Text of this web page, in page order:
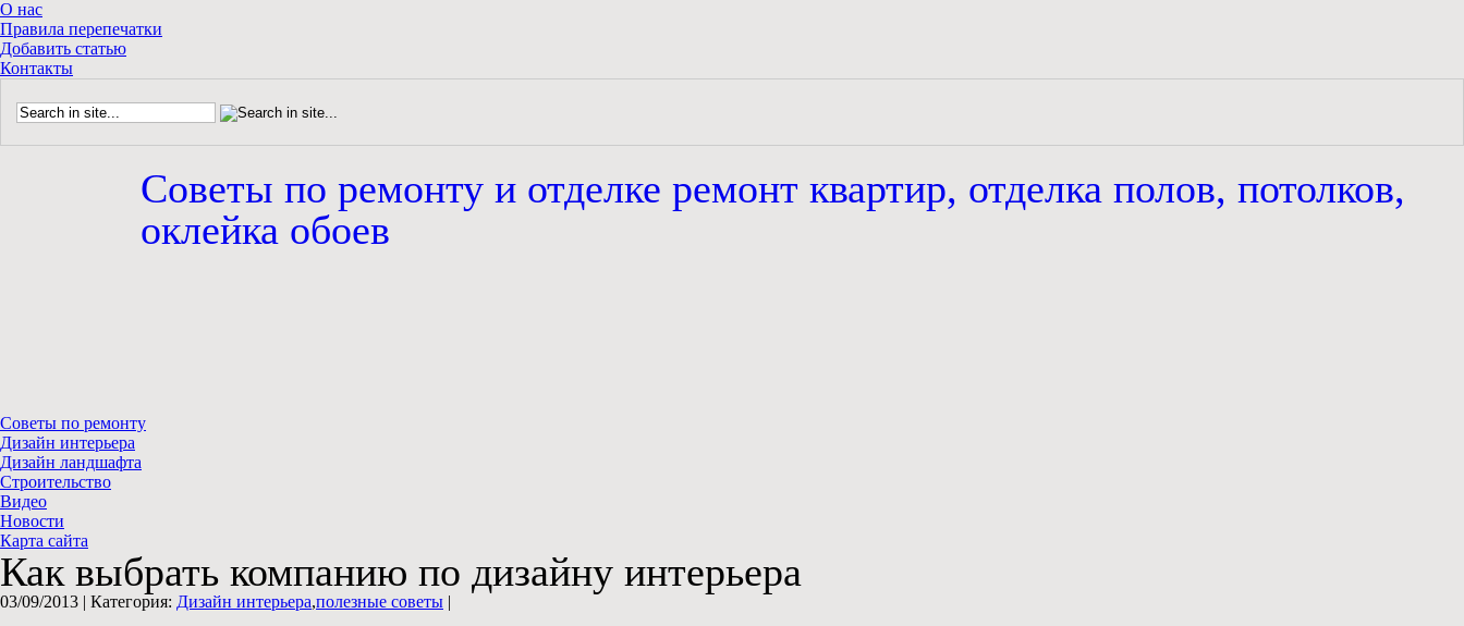
О нас
Правила перепечатки
Добавить статью
Контакты
Советы по ремонту и отделке ремонт квартир, отделка полов, потолков,
оклейка обоев
Советы по ремонту
Дизайн интерьера
Дизайн ландшафта
Строительство
Видео
Новости
Карта сайта
Как выбрать компанию по дизайну интерьера
03/09/2013 | Категория: Дизайн интерьера,полезные советы |